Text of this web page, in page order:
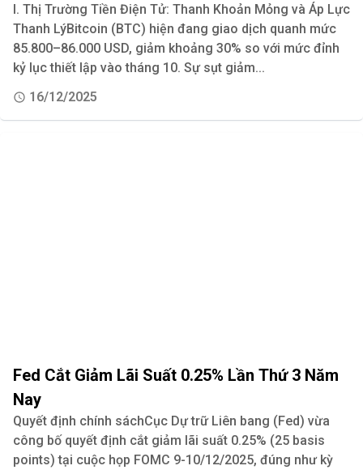
Lỏng Tiền Tệ Của Fed
I. Thị Trường Tiền Điện Tử: Thanh Khoản Mỏng và Áp Lực
Thanh LýBitcoin (BTC) hiện đang giao dịch quanh mức
85.800–86.000 USD, giảm khoảng 30% so với mức đỉnh
kỷ lục thiết lập vào tháng 10. Sự sụt giảm...
16/12/2025
Fed Cắt Giảm Lãi Suất 0.25% Lần Thứ 3 Năm
Nay
Quyết định chính sáchCục Dự trữ Liên bang (Fed) vừa
công bố quyết định cắt giảm lãi suất 0.25% (25 basis
points) tại cuộc họp FOMC 9-10/12/2025, đúng như kỳ